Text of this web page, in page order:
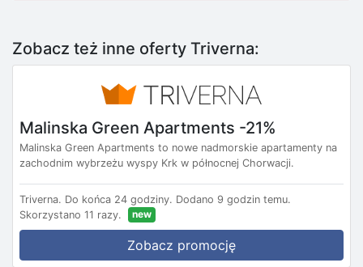
Zobacz też inne oferty Triverna:
Malinska Green Apartments -21%
Malinska Green Apartments to nowe nadmorskie apartamenty na
zachodnim wybrzeżu wyspy Krk w północnej Chorwacji.
Triverna. Do końca 24 godziny. Dodano 9 godzin temu.
Skorzystano 11 razy.
new
Zobacz promocję